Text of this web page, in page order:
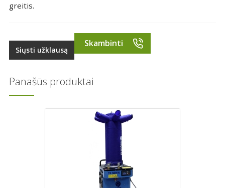
greitis.
Skambinti
Siųsti užklausą
Panašūs produktai